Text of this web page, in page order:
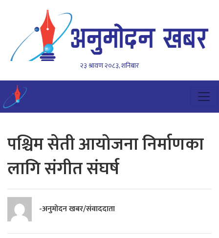
२३ श्रावण २०८३, शनिबार
पश्चिम सेती आयोजना निर्माणका
लागि संगीत संघर्ष
-अनुमोदन खबर/संवाददाता